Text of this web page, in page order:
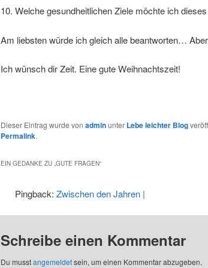
10. Welche gesundheitlichen Ziele möchte ich
Am liebsten würde ich gleich alle beantworten…
Ich wünsch dir Zeit. Eine gute Weihnachtszeit!
Dieser Eintrag wurde von adminunter Lebe leichter Blog
Permalink.
EIN GEDANKE ZU „GUTE FRAGEN“
Pingback:Zwischen den Jahren |
Schreibe einen Kommentar
Du musstangemeldetsein, um einen Kommentar abzugeben.